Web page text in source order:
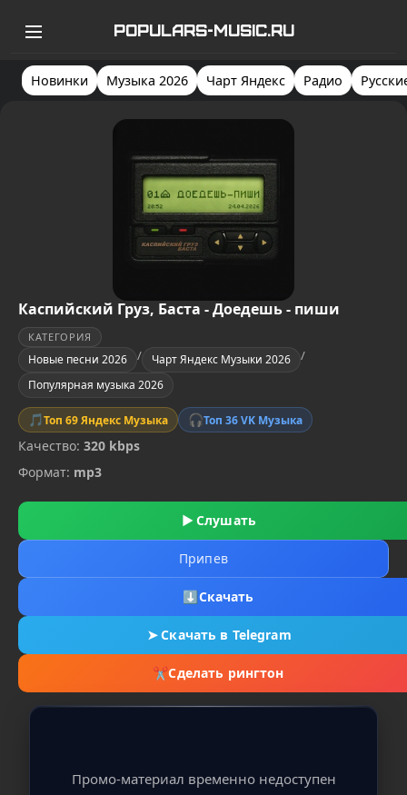
POPULARS-MUSIC.RU
Новинки Музыка 2026 Чарт Яндекс Радио
Каспийский Груз, Баста - Доедешь - пиши
КАТЕГОРИЯ
Новые песни 2026 / Чарт Яндекс Музыки 2026 /
Популярная музыка 2026
🎵Топ 69 Яндекс Музыка 🎧Топ 36 VK Музыка
Качество: 320 kbps
Формат: mp3
▶ Слушать
Припев
⬇Скачать
➤Скачать в Telegram
✂Сделать рингтон
Промо-материал временно недоступен